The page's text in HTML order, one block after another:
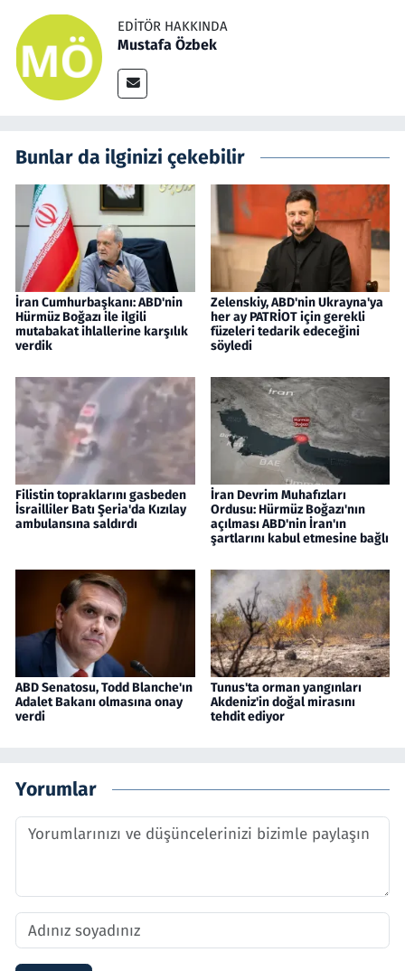
EDITÖR HAKKINDA
Mustafa Özbek
Bunlar da ilginizi çekebilir
İran Cumhurbaşkanı: ABD'nin
Hürmüz Boğazı ile ilgili
mutabakat ihlallerine karşılık
verdik
Zelenskiy, ABD'nin Ukrayna'ya
her ay PATRİOT için gerekli
füzeleri tedarik edeceğini
söyledi
Filistin topraklarını gasbeden
İsrailliler Batı Şeria'da Kızılay
ambulansına saldırdı
İran Devrim Muhafızları
Ordusu: Hürmüz Boğazı'nın
açılması ABD'nin İran'ın
şartlarını kabul etmesine bağlı
ABD Senatosu, Todd Blanche'ın
Adalet Bakanı olmasına onay
verdi
Tunus'ta orman yangınları
Akdeniz'in doğal mirasını
tehdit ediyor
Yorumlar